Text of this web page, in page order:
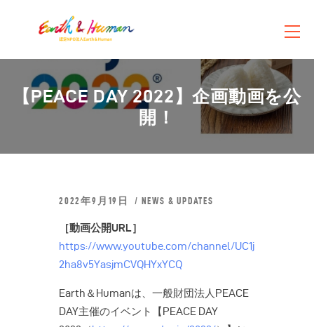
【PEACE DAY 2022】企画動画を公
開！
団体概要
ショップ
2022年9月19日 NEWS & UPDATES
［動画公開URL］
https://www.youtube.com/channel/UC1j
2ha8v5YasjmCVQHYxYCQ
Earth＆Humanは、一般財団法人PEACE
DAY主催のイベント【PEACE DAY